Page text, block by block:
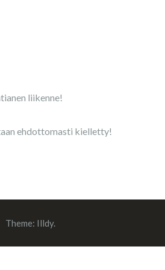
liikenne!
ehdottomasti kielletty!
Theme: Illdy.